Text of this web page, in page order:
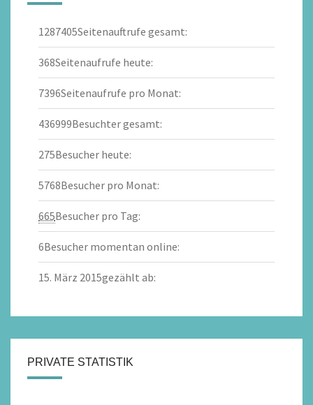
1287405Seitenauftrufe gesamt:
368Seitenaufrufe heute:
7396Seitenaufrufe pro Monat:
436999Besuchter gesamt:
275Besucher heute:
5768Besucher pro Monat:
665Besucher pro Tag:
6Besucher momentan online:
15. März 2015gezählt ab:
PRIVATE STATISTIK